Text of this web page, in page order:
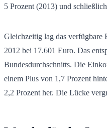
5 Prozent (2013) und
Gleichzeitig lag das
2012 bei 17.601 Euro. Das
Bundesdurchschnitts. Die
einem Plus von 1,7 Prozent
2,2 Prozent her. Die Lücke